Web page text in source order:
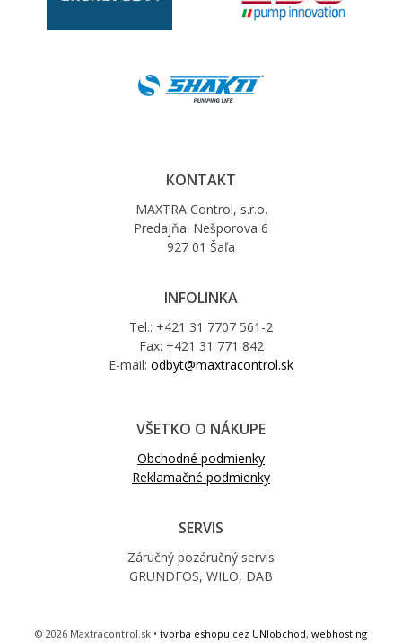
KONTAKT
MAXTRA Control, s.r.o.
Predajňa: Nešporova 6
927 01 Šaľa
INFOLINKA
Tel.: +421 31 7707 561-2
Fax: +421 31 771 842
E-mail: odbyt@maxtracontrol.sk
VŠETKO O NÁKUPE
Obchodné podmienky
Reklamačné podmienky
SERVIS
Záručný pozáručný servis
GRUNDFOS, WILO, DAB
© 2026 Maxtracontrol.sk • tvorba eshopu cez UNIobchod, webhosting